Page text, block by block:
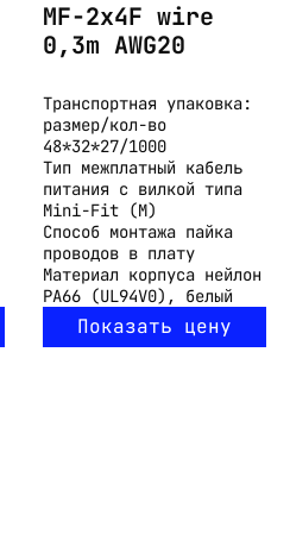
MF-2x4F wire
0,3m AWG20
Транспортная упаковка:
размер/кол-во
48*32*27/1000
Тип межплатный кабель
питания с вилкой типа
Mini-Fit (M)
Способ монтажа пайка
проводов в плату
Материал корпуса нейлон
PA66 (UL94V0), белый
Показать цену